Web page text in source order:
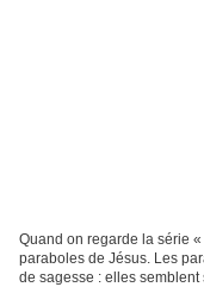
Quand on regarde la série
paraboles de Jésus. Les
de sagesse : elles